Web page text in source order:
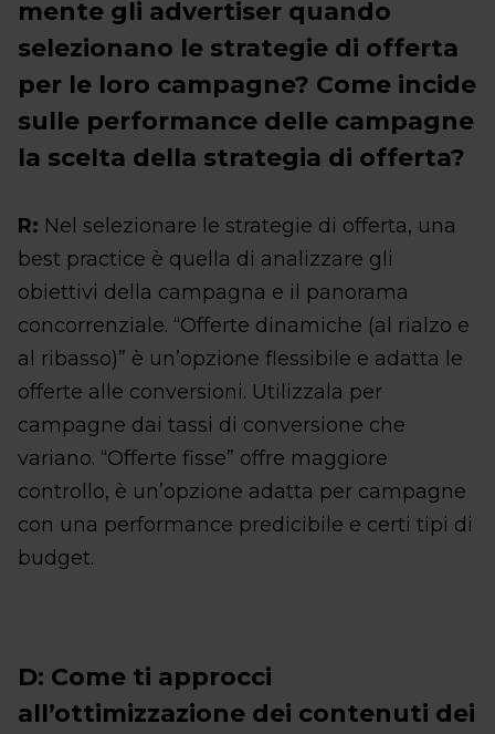
mente gli advertiser quando
selezionano le strategie di offerta
per le loro campagne? Come incide
sulle performance delle campagne
la scelta della strategia di offerta?
R: Nel selezionare le strategie di offerta, una
best practice è quella di analizzare gli
obiettivi della campagna e il panorama
concorrenziale. “Offerte dinamiche (al rialzo e
al ribasso)” è un’opzione flessibile e adatta le
offerte alle conversioni. Utilizzala per
campagne dai tassi di conversione che
variano. “Offerte fisse” offre maggiore
controllo, è un’opzione adatta per campagne
con una performance predicibile e certi tipi di
budget.
D: Come ti approcci
all’ottimizzazione dei contenuti dei